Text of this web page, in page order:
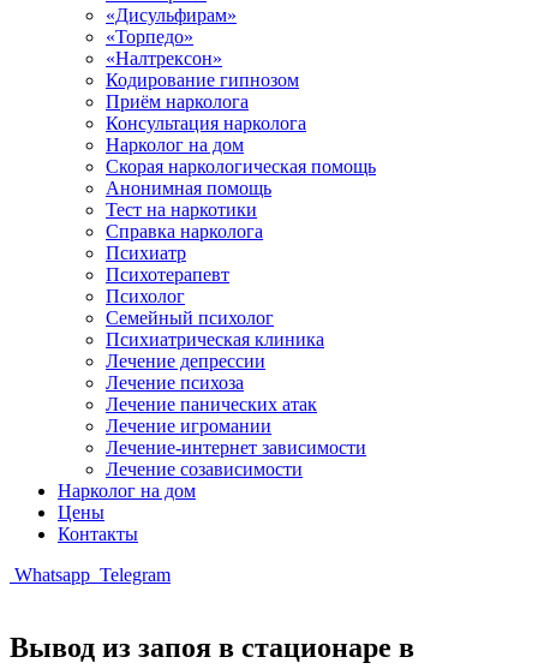
«Дисульфирам»
«Торпедо»
«Налтрексон»
Кодирование гипнозом
Приём нарколога
Консультация нарколога
Нарколог на дом
Скорая наркологическая помощь
Анонимная помощь
Тест на наркотики
Справка нарколога
Психиатр
Психотерапевт
Психолог
Семейный психолог
Психиатрическая клиника
Лечение депрессии
Лечение психоза
Лечение панических атак
Лечение игромании
Лечение-интернет зависимости
Лечение созависимости
Нарколог на дом
Цены
Контакты
Whatsapp Telegram
Вывод из запоя в стационаре в